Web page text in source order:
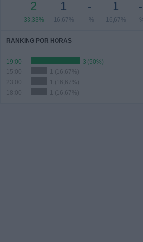
2
33,33%
1
16,67%
-
- %
1
16,67%
-
- %
RANKING POR HORAS
19:00
3 (50%)
15:00
1 (16,67%)
23:00
1 (16,67%)
18:00
1 (16,67%)